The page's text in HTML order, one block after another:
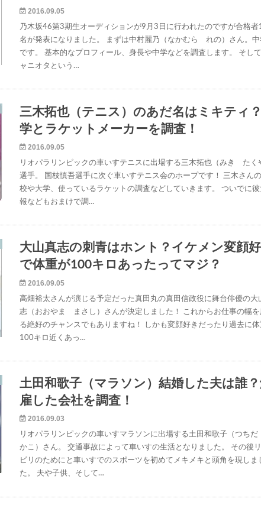
2016.09.05
乃木坂46第3期生オーディションが9月3日に行われたのですが合格者
名が発表になりました。 まずは中村麗乃（なかむら れの）さん。中
です。 基本的なプロフィール、身長や中学などを調査します。 そし
ャニオタという…
三木拓也（テニス）のあだ名はミキティ
学とラケットメーカーを調査！
2016.09.05
リオパラリンピックの車いすテニスに出場する三木拓也（みき たく
選手。 国枝慎吾選手に次ぐ車いすテニス会のホープです！ 三木さん
校や大学、使っているラケットの調査などしていきます。 ついでに
報などもおまけで調…
大山真志の刺青はホント？イケメン変顔
で体重が100キロあったってマジ？
2016.09.05
高畑裕太さんが演じる予定だった真田丸の真田信政役に舞台俳優の大
志（おおやま まさし）さんが決定しました！ これからお仕事の幅を
る絶好のチャンスでもありますね！ しかも変顔好きだったり過去に
100キロ近くあっ…
土田和歌子（マラソン）結婚した夫は誰
雇した会社を調査！
2016.09.03
リオパラリンピックの車いすマラソンに出場する土田和歌子（つち
かこ）さん。 交通事故によって車いすの生活となりました。 その後
ビリのためにと車いすでのスポーツを初めてメキメキと頭角を現しま
た。 夫や子供、そして…